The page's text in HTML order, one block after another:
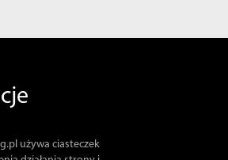
używa ciasteczek